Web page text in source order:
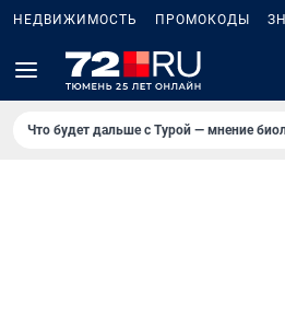
НЕДВИЖИМОСТЬ ПРОМОКОДЫ
Что будет дальше с Турой — мнение